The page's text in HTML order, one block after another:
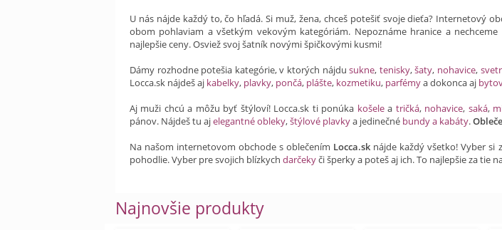
U nás nájde každý to, čo hľadá. Si muž, žena, chceš potešiť svoje dieťa? Internetový
obom pohlaviam a všetkým vekovým kategóriám. Nepoznáme hranice a
najlepšie ceny. Osviež svoj šatník novými špičkovými kusmi!
Dámy rozhodne potešia kategórie, v ktorých nájdusukne, tenisky,šaty, nohavice,
Locca.sk nájdeš aj kabelky, plavky, pončá, plášte, kozmetiku, parfémya dokonca aj
Aj muži chcú a môžu byť štýloví! Locca.sk ti ponúka košelea tričká, nohavice, saká,
pánov. Nájdeš tu ajelegantné obleky,štýlové plavkya jedinečné bundy a kabáty.
Na našom internetovom obchode s oblečením Locca.sk nájde každý všetko! Vyber
pohodlie. Vyber pre svojich blízkych darčekyči šperky a poteš aj ich. To najlepšie za tie
Najnovšie produkty